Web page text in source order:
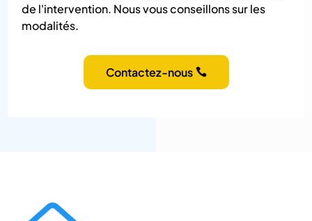
de l'intervention. Nous vous conseillons sur les
modalités.
Contactez-nous